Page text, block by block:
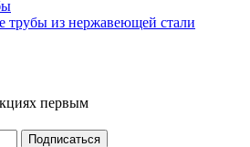
трубы из нержавеющей стали
первым